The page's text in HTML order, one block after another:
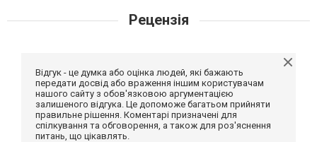
Рецензія
Відгук - це думка або оцінка людей, які бажають
передати досвід або враження іншим користувачам
нашого сайту з обов'язковою аргументацією
залишеного відгука. Це допоможе багатьом прийняти
правильне рішення. Коментарі призначені для
спілкування та обговорення, а також для роз'яснення
питань, що цікавлять.